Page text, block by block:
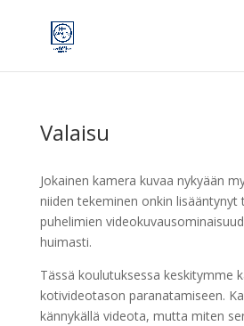
Valaisu
Jokainen kamera kuvaa nykyään
niiden tekeminen onkin lisääntynyt
puhelimien
huimasti.
Tässä koulutuksessa keskitymme
kotivideotason paranatamiseen.
kännykällä videota, mutta miten